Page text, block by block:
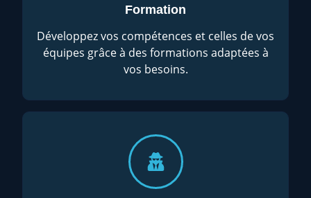
Formation
Développez vos compétences et celles de vos
équipes grâce à des formations adaptées à
vos besoins.